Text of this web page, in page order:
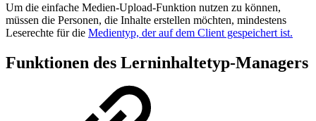
Um die einfache Medien-Upload-Funktion nutzen zu können,
müssen die Personen, die Inhalte erstellen möchten, mindestens
Leserechte für die Medientyp, der auf dem Client gespeichert ist.
Funktionen des Lerninhaltetyp-Managers